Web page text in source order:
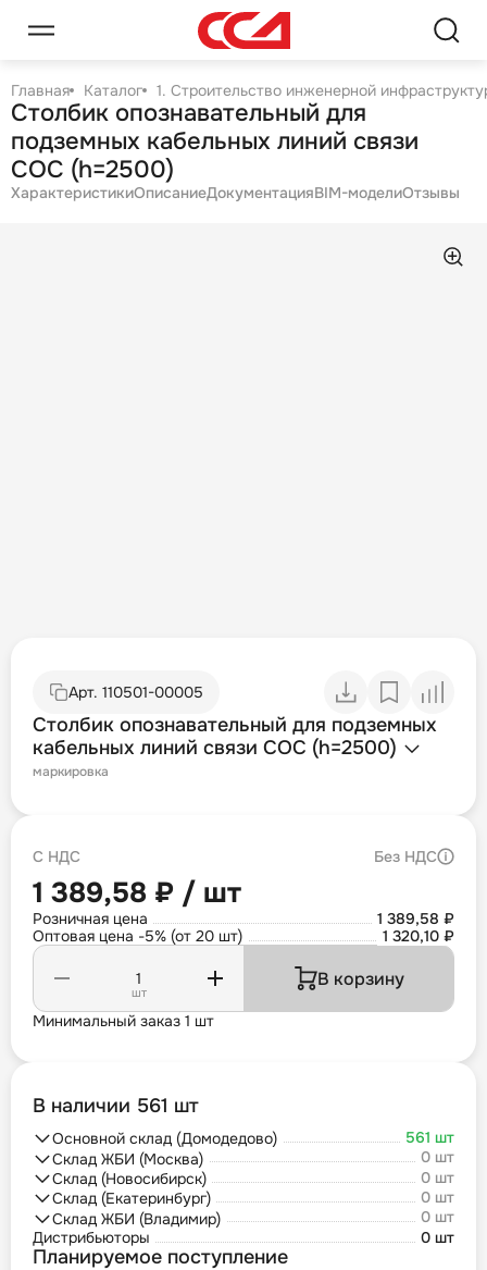
Главная Каталог 1. Строительство инженерной
Столбик опознавательный для
подземных кабельных линий связи
СОС (h=2500)
ХарактеристикиОписаниеДокументацияBIM-моделиОтзывы
Арт. 110501-00005
Столбик опознавательный для подземных
кабельных линий связи СОС (h=2500)
маркировка
С НДС Без НДС
1 389,58 ₽ / шт
Розничная цена
1 389,58 ₽
Оптовая цена -5% (от 20 шт)
1 320,10 ₽
шт
В корзину
Минимальный заказ 1 шт
В наличии 561 шт
Основной склад (Домодедово)
561 шт
Склад ЖБИ (Москва)
0 шт
Склад (Новосибирск)
0 шт
Склад (Екатеринбург)
0 шт
Склад ЖБИ (Владимир)
0 шт
Дистрибьюторы
0 шт
Планируемое поступление